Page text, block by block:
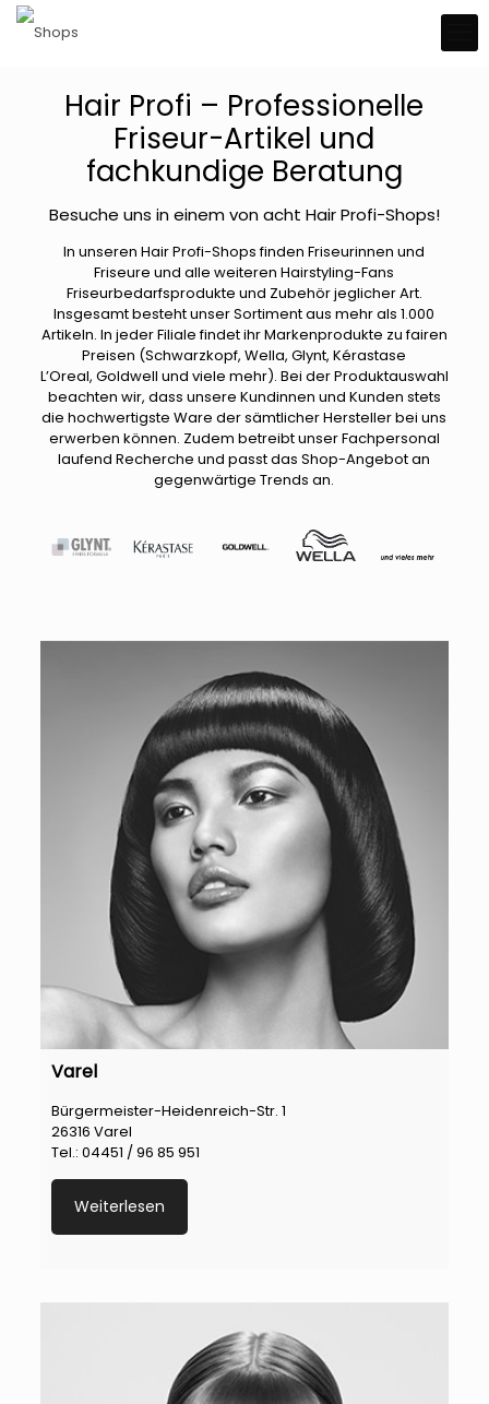
Hair Profi – Professionelle
Friseur-Artikel und
fachkundige Beratung
Besuche uns in einem von acht Hair Profi-Shops!
In unseren Hair Profi-Shops finden Friseurinnen und
Friseure und alle weiteren Hairstyling-Fans
Friseurbedarfsprodukte und Zubehör jeglicher Art.
Insgesamt besteht unser Sortiment aus mehr als 1.000
Artikeln. In jeder Filiale findet ihr Markenprodukte zu fairen
Preisen (Schwarzkopf, Wella, Glynt, Kérastase
L’Oreal, Goldwell und viele mehr). Bei der Produktauswahl
beachten wir, dass unsere Kundinnen und Kunden stets
die hochwertigste Ware der sämtlicher Hersteller bei uns
erwerben können. Zudem betreibt unser Fachpersonal
laufend Recherche und passt das Shop-Angebot an
gegenwärtige Trends an.
Varel
Bürgermeister-Heidenreich-Str. 1
26316 Varel
Tel.: 04451 / 96 85 951
Weiterlesen